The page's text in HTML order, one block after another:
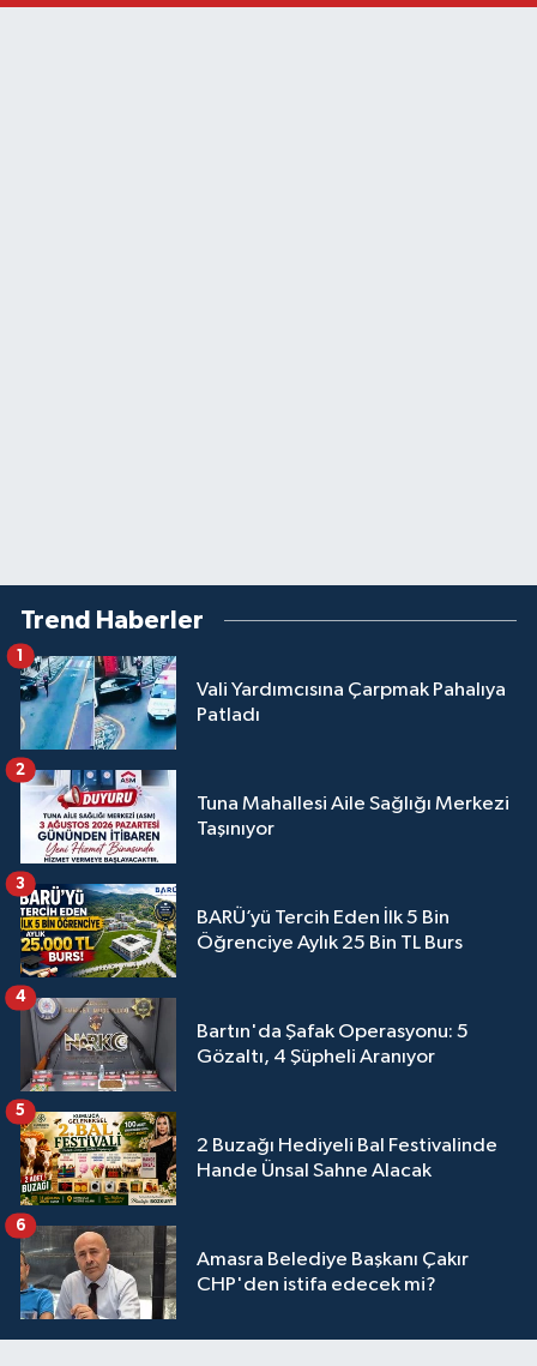
Trend Haberler
Vali Yardımcısına Çarpmak Pahalıya
Patladı
1
Tuna Mahallesi Aile Sağlığı Merkezi
Taşınıyor
2
BARÜ’yü Tercih Eden İlk 5 Bin
Öğrenciye Aylık 25 Bin TL Burs
3
Bartın'da Şafak Operasyonu: 5
Gözaltı, 4 Şüpheli Aranıyor
4
2 Buzağı Hediyeli Bal Festivalinde
Hande Ünsal Sahne Alacak
5
Amasra Belediye Başkanı Çakır
CHP'den istifa edecek mi?
6